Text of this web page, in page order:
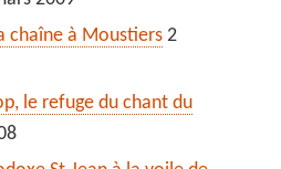
chaîne à Moustiers 2
le refuge du chant du